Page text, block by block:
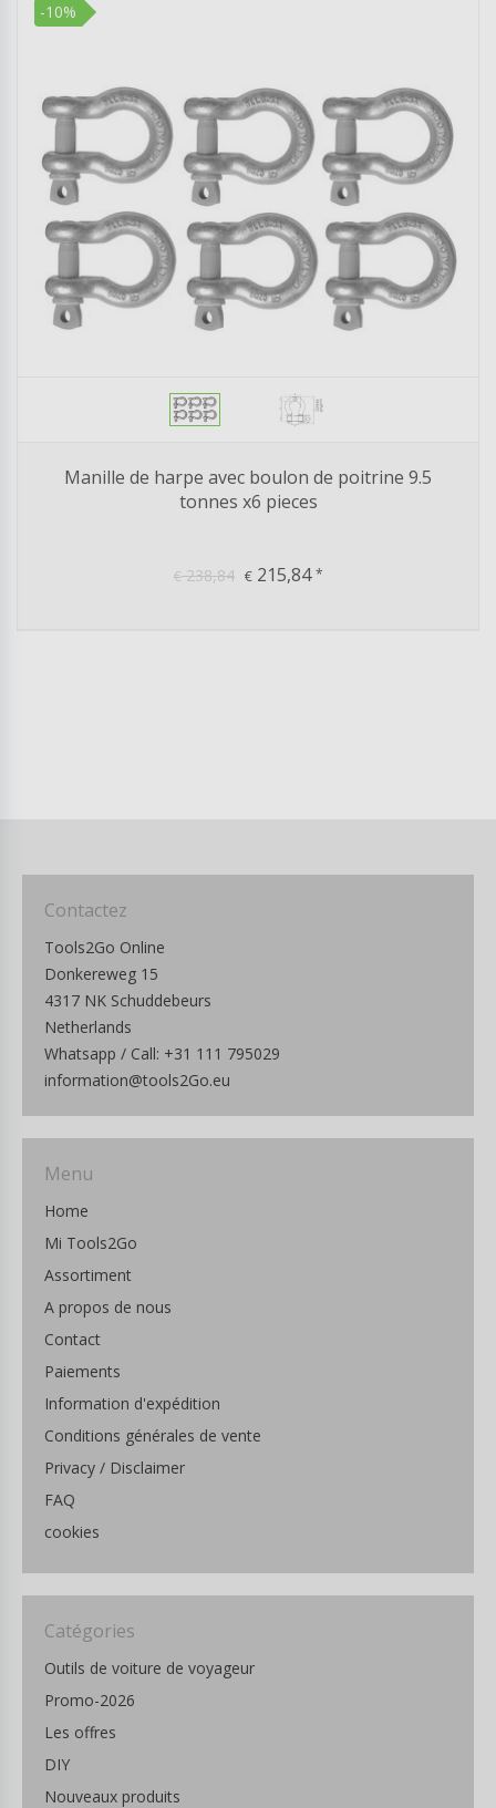
-10%
Manille de harpe avec boulon de poitrine 9.5
tonnes x6 pieces
€238,84 €215,84*
Contactez
Tools2Go Online
Donkereweg 15
4317 NK Schuddebeurs
Netherlands
Whatsapp / Call: +31 111 795029
information@tools2Go.eu
Menu
Home
Mi Tools2Go
Assortiment
A propos de nous
Contact
Paiements
Information d'expédition
Conditions générales de vente
Privacy / Disclaimer
FAQ
cookies
Catégories
Outils de voiture de voyageur
Promo-2026
Les offres
DIY
Nouveaux produits